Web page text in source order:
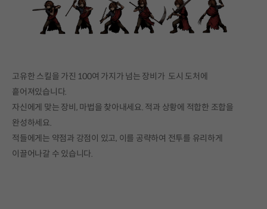
고유한 스킬을 가진 100여 가지가 넘는 장비가 도시 도처에
흩어져있습니다.
자신에게 맞는 장비, 마법을 찾아내세요. 적과 상황에 적합한 조합을
완성하세요.
적들에게는 약점과 강점이 있고, 이를 공략하여 전투를 유리하게
이끌어나갈 수 있습니다.